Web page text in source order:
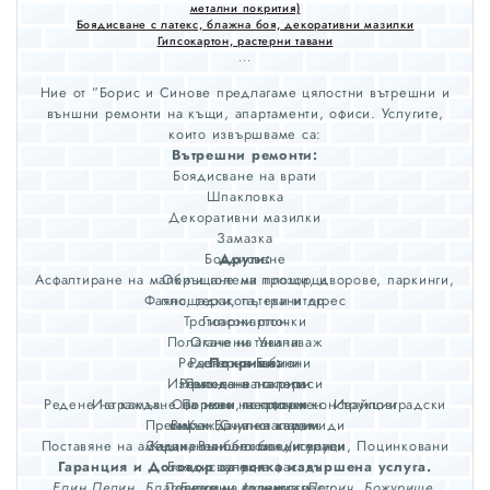
метални покрития)
Боядисване с латекс, блажна боя, декоративни мазилки
Гипсокартон, растерни тавани
...
Ние от ”Борис и Синове предлагаме цялостни вътрешни и
външни ремонти на къщи, апартаменти, офиси. Услугите,
които извършваме са:
Вътрешни ремонти:
Боядисване на врати
Шпакловка
Декоративни мазилки
Замазка
Боядисване
Обръщане на прозорци
Фаянс, теракота, гранитогрес
Гипсокартон
Окачени тавани
Растерни тавани
Лепене на тапети
Лепене на плочки
ВиК и Ел. инсталации
Къщи, Външно боядисване
Боядисване на фасади
Други:
Асфалтиране на малки и големи площи, дворове, паркинги,
площадки, пътеки и др.
Тротоарни плочки
Полагане на Унипаваж
Редене на Габиони
Изграждане на тераси
Редене на камък. Оформен, неоформен. Ивайловградски
камък. Счупен камък.
Зидане на балкони / тераси
Покриви:
Ремонт на покриви
Изграждане на нови покривни конструкции
Пренареждане на керемиди
Поставяне на американски безшевни улуци, Поцинковани
улуци
Гаранция и Договор за всяка извършена услуга.